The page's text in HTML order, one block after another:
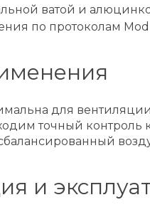
ватой и
по протоколам
для
точный контроль
и